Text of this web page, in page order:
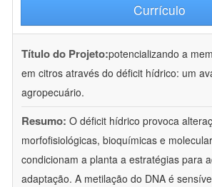
Currículo
Título do Projeto:potencializando a
em citros através do déficit hídrico: um
agropecuário.
Resumo: O déficit hídrico provoca
morfofisiológicas, bioquímicas e
condicionam a planta a estratégias para
adaptação. A metilação do DNA é